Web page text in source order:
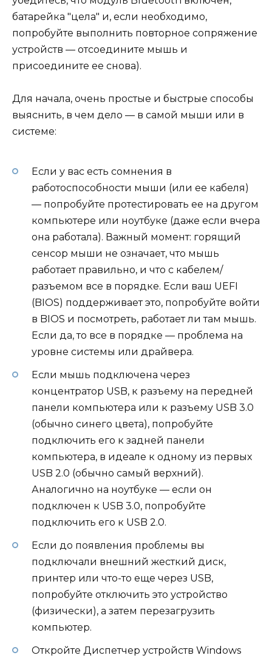
батарейка "цела" и, если необходимо,
попробуйте выполнить повторное сопряжение
устройств — отсоедините мышь и
присоедините ее снова).
Для начала, очень простые и быстрые способы
выяснить, в чем дело — в самой мыши или в
системе:
Если у вас есть сомнения в
работоспособности мыши (или ее кабеля)
— попробуйте протестировать ее на другом
компьютере или ноутбуке (даже если вчера
она работала). Важный момент: горящий
сенсор мыши не означает, что мышь
работает правильно, и что с кабелем/
разъемом все в порядке. Если ваш UEFI
(BIOS) поддерживает это, попробуйте войти
в BIOS и посмотреть, работает ли там мышь.
Если да, то все в порядке — проблема на
уровне системы или драйвера.
Если мышь подключена через
концентратор USB, к разъему на передней
панели компьютера или к разъему USB 3.0
(обычно синего цвета), попробуйте
подключить его к задней панели
компьютера, в идеале к одному из первых
USB 2.0 (обычно самый верхний).
Аналогично на ноутбуке — если он
подключен к USB 3.0, попробуйте
подключить его к USB 2.0.
Если до появления проблемы вы
подключали внешний жесткий диск,
принтер или что-то еще через USB,
попробуйте отключить это устройство
(физически), а затем перезагрузить
компьютер.
Откройте Диспетчер устройств Windows